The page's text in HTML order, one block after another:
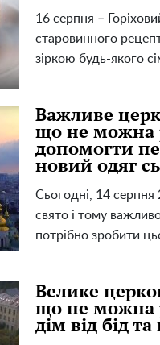
16 серпня –
старовинного
зіркою будь-якого
Важливе
що не можна
допомогти
новий одяг
Сьогодні, 14 серпня
свято і тому
потрібно зробити
Велике
що не можна
дім від бід